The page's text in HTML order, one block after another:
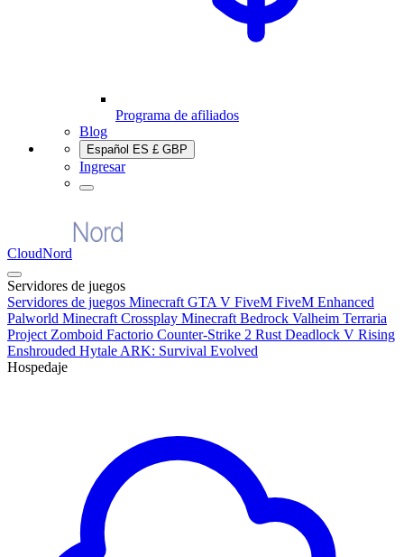
Programa de afiliados
Blog
Español ES £ GBP
Ingresar
CloudNord
Servidores de juegos
Servidores de juegos Minecraft GTA V FiveM FiveM Enhanced
Palworld Minecraft Crossplay Minecraft Bedrock Valheim Terraria
Project Zomboid Factorio Counter-Strike 2 Rust Deadlock V Rising
Enshrouded Hytale ARK: Survival Evolved
Hospedaje